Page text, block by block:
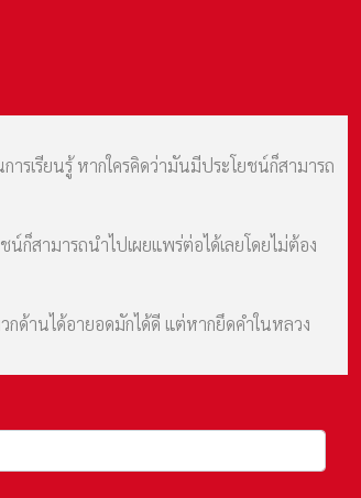
ารเรียนรู้ หากใครคิดว่ามันมีประโยชน์ก็สามารถ
ก็สามารถนำไปเผยแพร่ต่อได้เลยโดยไม่ต้อง
ด้านได้อายอดมักได้ดี แต่หากยึดคำในหลวง